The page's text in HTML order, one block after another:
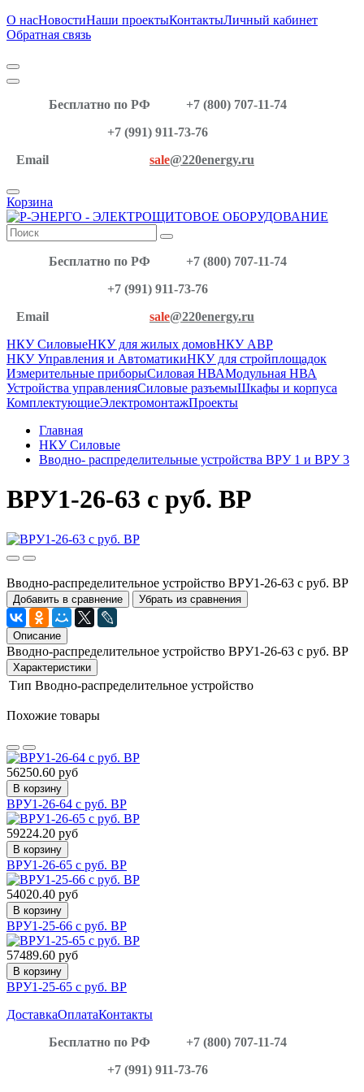
О насНовостиНаши проектыКонтактыЛичный кабинет
Обратная связь
Бесплатно по РФ
+7 (800) 707-11-74
+7 (991) 911-73-76
Email
sale@220energy.ru
Корзина
Бесплатно по РФ
+7 (800) 707-11-74
+7 (991) 911-73-76
Email
sale@220energy.ru
НКУ СиловыеНКУ для жилых домовНКУ АВР
НКУ Управления и АвтоматикиНКУ для стройплощадок
Измерительные приборыСиловая НВАМодульная НВА
Устройства управленияСиловые разъемыШкафы и корпуса
КомплектующиеЭлектромонтажПроекты
Главная
НКУ Силовые
Вводно- распределительные устройства ВРУ 1 и ВРУ 3
ВРУ1-26-63 с руб. ВР
Вводно-распределительное устройство ВРУ1-26-63 с руб. ВР
Добавить в сравнение Убрать из сравнения
Описание
Вводно-распределительное устройство ВРУ1-26-63 с руб. ВР
Характеристики
Тип Вводно-распределительное устройство
Похожие товары
56250.60 руб
В корзину
ВРУ1-26-64 с руб. ВР
59224.20 руб
В корзину
ВРУ1-26-65 с руб. ВР
54020.40 руб
В корзину
ВРУ1-25-66 с руб. ВР
57489.60 руб
В корзину
ВРУ1-25-65 с руб. ВР
ДоставкаОплатаКонтакты
Бесплатно по РФ
+7 (800) 707-11-74
+7 (991) 911-73-76